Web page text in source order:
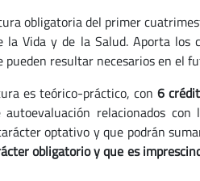
obligatoria del primer
la Vida y de la Salud. Aporta
pueden resultar necesarios en el
es teórico-práctico, con6
autoevaluación relacionados
optativo y que podrán
obligatorio y que es